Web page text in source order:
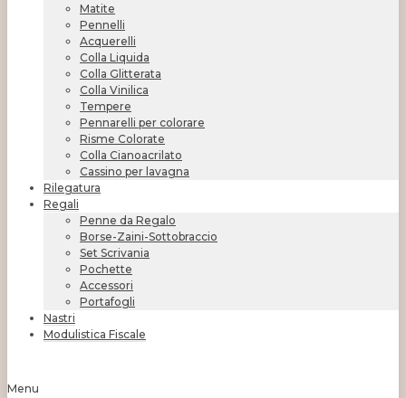
Matite
Pennelli
Acquerelli
Colla Liquida
Colla Glitterata
Colla Vinilica
Tempere
Pennarelli per colorare
Risme Colorate
Colla Cianoacrilato
Cassino per lavagna
Rilegatura
Regali
Penne da Regalo
Borse-Zaini-Sottobraccio
Set Scrivania
Pochette
Accessori
Portafogli
Nastri
Modulistica Fiscale
Menu